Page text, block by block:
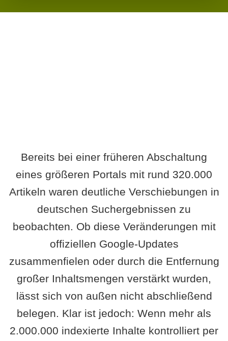
Bereits bei einer früheren Abschaltung
eines größeren Portals mit rund 320.000
Artikeln waren deutliche Verschiebungen in
deutschen Suchergebnissen zu
beobachten. Ob diese Veränderungen mit
offiziellen Google-Updates
zusammenfielen oder durch die Entfernung
großer Inhaltsmengen verstärkt wurden,
lässt sich von außen nicht abschließend
belegen. Klar ist jedoch: Wenn mehr als
2.000.000 indexierte Inhalte kontrolliert per